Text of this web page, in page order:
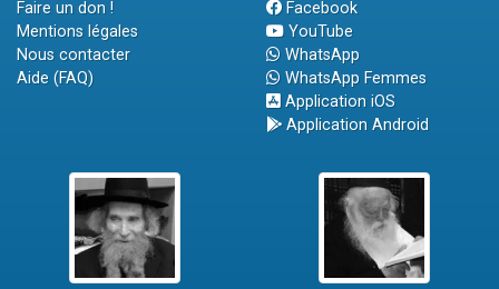
Faire un don !
Mentions légales
Nous contacter
Aide (FAQ)
Facebook
YouTube
WhatsApp
WhatsApp Femmes
Application iOS
Application Android